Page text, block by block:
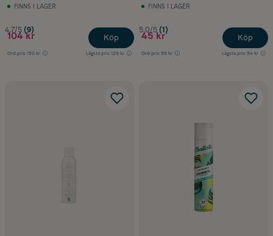
FINNS I LAGER
4.7/5 (9)
104 kr
Ord.pris 130 kr Lägsta pris 129 kr
Köp
FINNS I LAGER
5.0/5 (1)
45 kr
Ord.pris 55 kr Lägsta pris 54 kr
Köp